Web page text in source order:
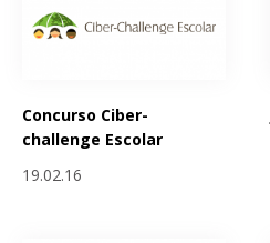
Concurso Ciber-
challenge Escolar
19.02.16